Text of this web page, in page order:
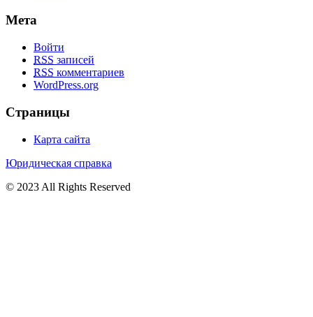
Мета
Войти
RSS записей
RSS комментариев
WordPress.org
Страницы
Карта сайта
Юридическая справка
© 2023 All Rights Reserved